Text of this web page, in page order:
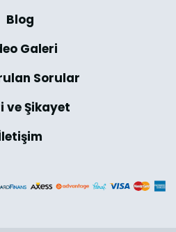
Blog
Galeri
Sorular
ve Şikayet